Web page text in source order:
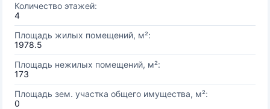
Количество этажей:
4
Площадь жилых помещений, м²:
1978.5
Площадь нежилых помещений, м²:
173
Площадь зем. участка общего имущества, м²:
0